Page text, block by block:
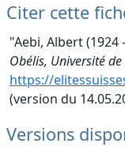
Citer cette
"Aebi, Albert (1924
Obélis, Université
https://
(version du
Versions